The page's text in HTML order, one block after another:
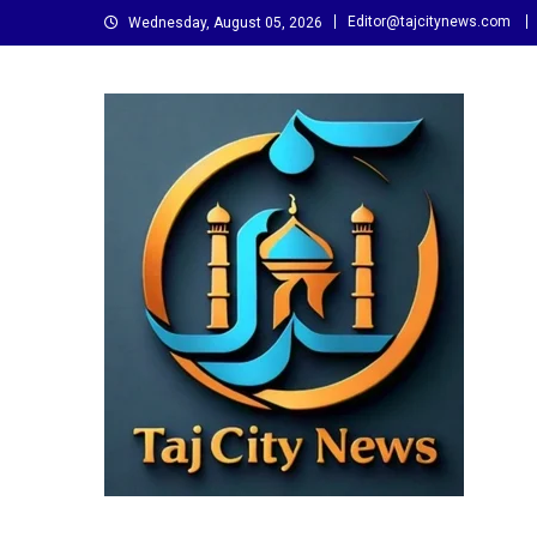
to
Wednesday, August 05, 2026 Editor@tajcitynews.com